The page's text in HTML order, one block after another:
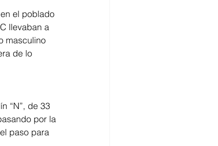
el poblado
llevaban a
masculino
de lo
“N”, de 33
por la
paso para